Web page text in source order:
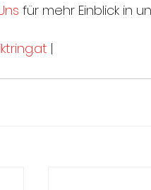
für mehr Einblick in
|